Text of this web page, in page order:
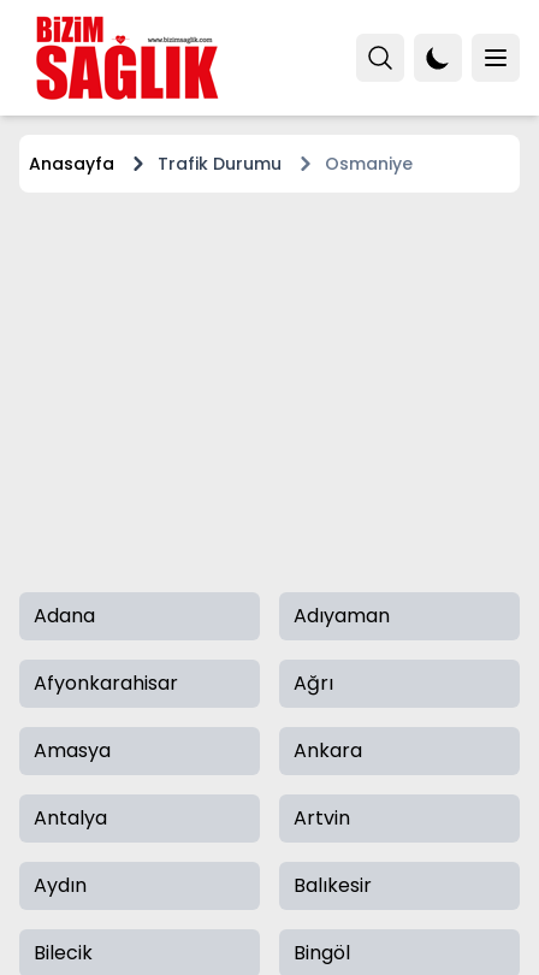
Anasayfa Trafik Durumu Osmaniye
Adana Adıyaman
Afyonkarahisar Ağrı
Amasya Ankara
Antalya Artvin
Aydın Balıkesir
Bilecik Bingöl